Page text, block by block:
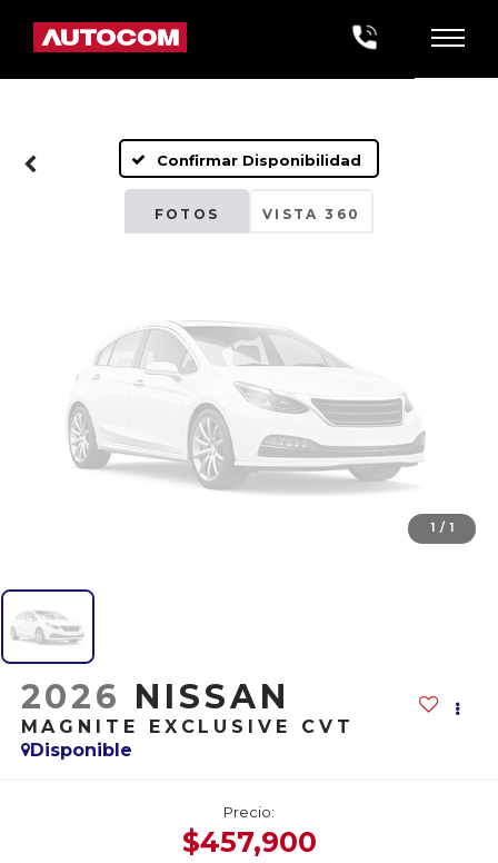
Confirmar Disponibilidad
FOTOS VISTA 360
Fotos No
Disponibles
Por favor, revise luego
1 / 1
2026 NISSAN
MAGNITE EXCLUSIVE CVT
Disponible
Precio:
$457,900